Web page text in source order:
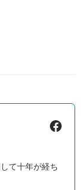
Facebook
て十年が経ち